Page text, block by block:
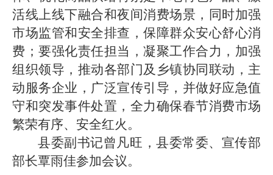
活线上线下融合和夜间消费场景，同时加强
市场监管和安全排查，保障群众安心舒心消
费；要强化责任担当，凝聚工作合力，加强
组织领导，推动各部门及乡镇协同联动，主
动服务企业，广泛宣传引导，并做好应急值
守和突发事件处置，全力确保春节消费市场
繁荣有序、安全红火。
县委副书记曾凡旺，县委常委、宣传部
部长覃雨佳参加会议。